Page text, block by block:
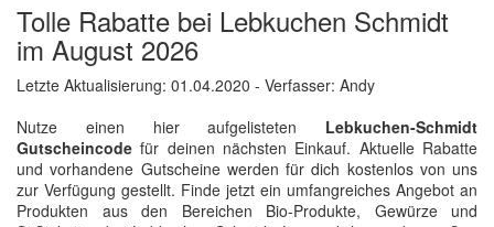
Tolle Rabatte bei Lebkuchen Schmidt
im August 2026
Letzte Aktualisierung: 01.04.2020 - Verfasser: Andy
Nutze einen hier aufgelisteten Lebkuchen-Schmidt
Gutscheincode für deinen nächsten Einkauf. Aktuelle Rabatte
und vorhandene Gutscheine werden für dich kostenlos von uns
zur Verfügung gestellt. Finde jetzt ein umfangreiches Angebot an
Produkten aus den Bereichen Bio-Produkte, Gewürze und